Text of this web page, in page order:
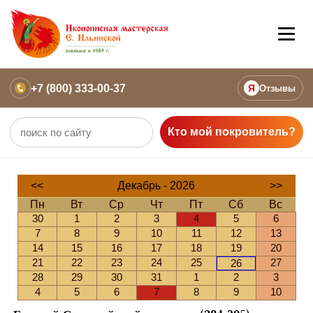
+7 (800) 333-00-37 Я Отзывы
Кто мой покровитель?
<< Декабрь - 2026
>>
Пн
Вт Ср Чт Пт Сб
Вс
30
1 2 3 4 5
6
7
8 9 10 11 12
13
14
15 16 17 18 19
20
21
22 23 24 25 26
27
28
29 30 31 1 2
3
4
5 6 7 8 9 10